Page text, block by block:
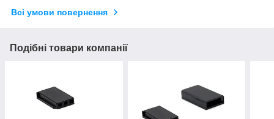
Всі умови повернення
Подібні товари компанії